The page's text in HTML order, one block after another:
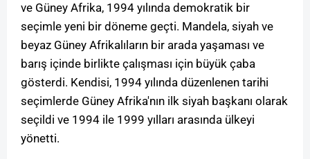
ve Güney Afrika, 1994 yılında demokratik bir
seçimle yeni bir döneme geçti. Mandela, siyah ve
beyaz Güney Afrikalıların bir arada yaşaması ve
barış içinde birlikte çalışması için büyük çaba
gösterdi. Kendisi, 1994 yılında düzenlenen tarihi
seçimlerde Güney Afrika'nın ilk siyah başkanı olarak
seçildi ve 1994 ile 1999 yılları arasında ülkeyi
yönetti.